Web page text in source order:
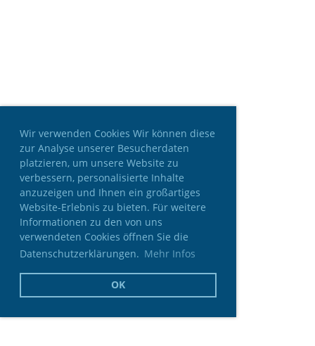
Wir verwenden Cookies Wir können diese
zur Analyse unserer Besucherdaten
platzieren, um unsere Website zu
verbessern, personalisierte Inhalte
anzuzeigen und Ihnen ein großartiges
Website-Erlebnis zu bieten. Für weitere
Informationen zu den von uns
verwendeten Cookies öffnen Sie die
Datenschutzerklärungen. Mehr Infos
OK